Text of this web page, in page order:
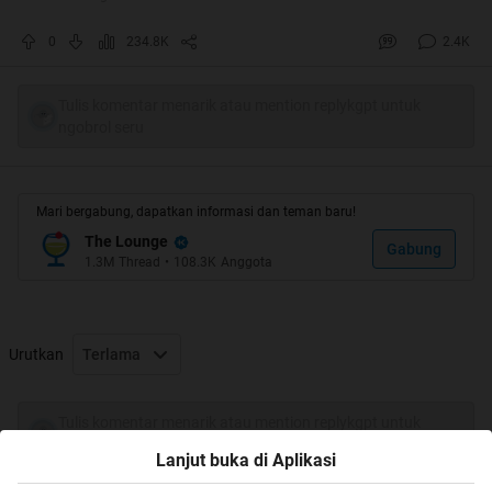
234.8K 2.4K
Mari bergabung, dapatkan informasi dan teman baru!
The Lounge
1.3M Thread • 108.3K Anggota
Gabung
Urutkan Terlama
Lanjut buka di Aplikasi